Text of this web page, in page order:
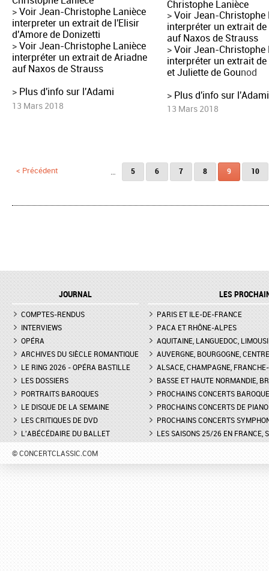
>Voir Jean-Christophe Lanièce
interpreter un extrait de l'Elisir
d'Amore de Donizetti
>Voir Jean-Christophe Lanièce
interpréter un extrait de Ariadne
auf Naxos de Strauss
> Plus d'info sur l'Adami
13 Mars 2018
Christophe Lanièce
>Voir Jean-Christophe
interpréter un extrait
auf Naxos de Strauss
>Voir Jean-Christophe
interpréter un extrait de
et Juliette de Gounod
> Plus d'info sur l'Adami
13 Mars 2018
< Précédent 5 6 7 8 9 10
JOURNAL
COMPTES-RENDUS
INTERVIEWS
OPÉRA
ARCHIVES DU SIÈCLE ROMANTIQUE
LE RING 2026 - OPÉRA BASTILLE
LES DOSSIERS
PORTRAITS BAROQUES
LE DISQUE DE LA SEMAINE
LES CRITIQUES DE DVD
L'ABÉCÉDAIRE DU BALLET
LES
PARIS ET ILE-DE-FRANCE
PACA ET RHÔNE-ALPES
AQUITAINE, LANGUEDOC,
AUVERGNE, BOURGOGNE, CENTRE
ALSACE, CHAMPAGNE,
BASSE ET HAUTE NORMANDIE,
PROCHAINS CONCERTS
PROCHAINS CONCERTS DE PIANO
PROCHAINS CONCERTS
LES SAISONS 25/26 EN FRANCE,
© CONCERTCLASSIC.COM